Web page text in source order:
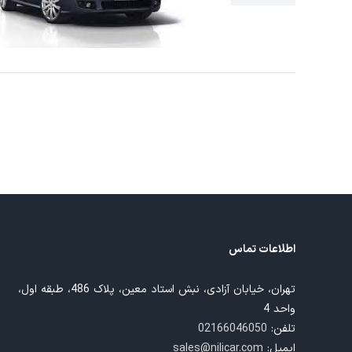
اطلاعات تماس
تهران، خیابان آزادی، نبش استاد معین، پلاک 486، طبقه اول،
واحد 4
تلفن: 02166046050
ایمیل: sales@nilicar.com